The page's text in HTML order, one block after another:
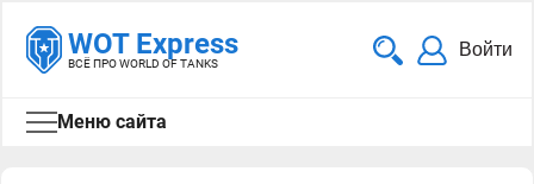
WOT Express
ВСЁ ПРО WORLD OF TANKS
Войти
Меню сайта